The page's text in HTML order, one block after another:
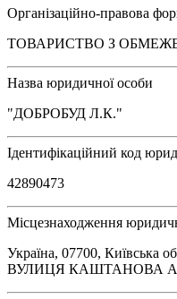
Організаційно-правова
ТОВАРИСТВО З
Назва юридичної особи
"ДОБРОБУД Л.К."
Ідентифікаційний код
42890473
Місцезнаходження
Україна, 07700, Київська
ВУЛИЦЯ КАШТАНОВА